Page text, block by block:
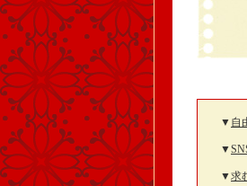
▼ 自
▼
▼求